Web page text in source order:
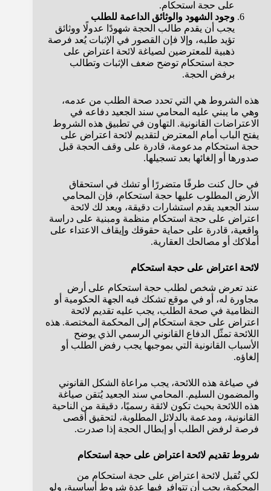
على حجة استحكام.
وجود الشهود والوثائق الداعمة للطلب
يجب أن يقدم طالب الحجة شهودًا عدولًا ووثائق
تؤيد طلبه، وإلا فإن القصور في الإثبات يُعد فرصة
ذهبية للمعترضين لصياغة لائحة اعتراض على
حجة استحكام توضح ضعف الإثبات وتطالب
برفض الحجة.
هذه الشروط هي التي تحدد صحة الطلب من عدمه،
وهي ما يبني عليه المحامي سند الجعيد دفاعه في
الاعتراضات القانونية. التهاون في تطبيق هذه الشروط
يفتح الباب أمام المعترض لتقديم لائحة اعتراض على
حجة استحكام مدعومة، قادرة على وقف الحجة قبل
صدورها أو إلغائها بعد تسجيلها.
في حال كنت طرفًا متضررًا أو تشك في استحقاق
الأرض المطلوب عليها حجة استحكام، فإن المحامي
سند الجعيد يقدم استشارات دقيقة، ويعد لك لائحة
اعتراض على حجة استحكام منظمة ومبنية على دراسة
واقعية، قادرة على حماية حقوقك وإيقاف الاعتداء على
أملاكك أو مصالحك العقارية.
لائحة اعتراض على حجة استحكام
عند تعرض شخص لطلب حجة استحكام على أرض
مجاورة له، أو في موقع تشكك فيه الجهة الحكومية أو
النظامية في صحة الطلب، يجب عليه تقديم لائحة
اعتراض على حجة استحكام إلى المحكمة المختصة. هذه
اللائحة تمثّل الدفاع القانوني الرسمي الذي يوضح
الأسباب القانونية التي بموجبها يجب رفض الطلب أو
إلغاؤه.
في صياغة هذه اللائحة، يجب مراعاة الشكل القانوني
والمضمون السليم. المحامي سند الجعيد يُتقن صياغة
هذه اللائحة بحيث تكون لائقة رسميًا، دقيقة من الناحية
القانونية، ومدعمة بالدلائل المطلوبة، لتحقيق أقصى
فرصة لرفض الطلب أو إبطال الحجة إذا صدرت.
شروط تقديم لائحة اعتراض على حجة استحكام
لكي تُقبل لائحة اعتراض على حجة استحكام من
المحكمة، يجب أن تتوافر فيها عدة شروط أساسية، ولو